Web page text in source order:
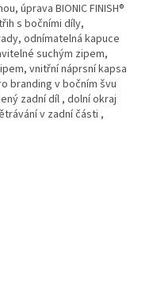
úprava BIONIC FINISH®
s bočními díly,
odnímatelná kapuce
suchým zipem,
vnitřní náprsní kapsa
branding v bočním švu
zadní díl , dolní okraj
v zadní části ,